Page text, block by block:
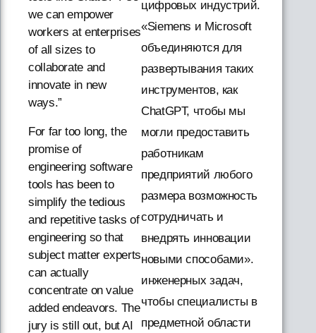
we can empower
workers at enterprises
of all sizes to
collaborate and
innovate in new
ways.”
For far too long, the
promise of
engineering software
tools has been to
simplify the tedious
and repetitive tasks of
engineering so that
subject matter experts
can actually
concentrate on value
added endeavors. The
jury is still out, but AI
цифровых индустрий.
«Siemens и Microsoft
объединяются для
развертывания таких
инструментов, как
ChatGPT, чтобы мы
могли предоставить
работникам
предприятий любого
размера возможность
сотрудничать и
внедрять инновации
новыми способами».
инженерных задач,
чтобы специалисты в
предметной области